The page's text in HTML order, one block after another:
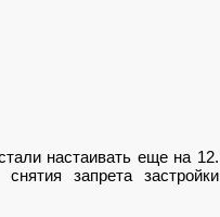
настаивать еще на 12.
запрета застройки